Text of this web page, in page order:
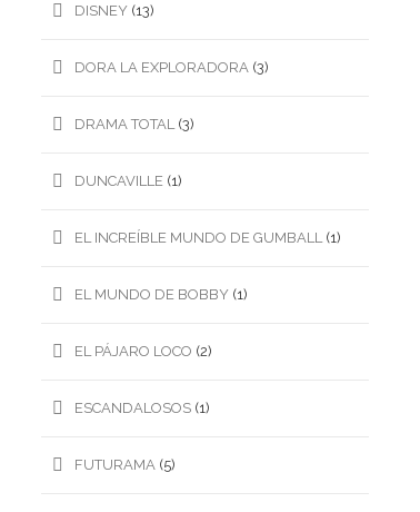
DISNEY (13)
DORA LA EXPLORADORA (3)
DRAMA TOTAL (3)
DUNCAVILLE (1)
EL INCREÍBLE MUNDO DE GUMBALL (1)
EL MUNDO DE BOBBY (1)
EL PÁJARO LOCO (2)
ESCANDALOSOS (1)
FUTURAMA (5)